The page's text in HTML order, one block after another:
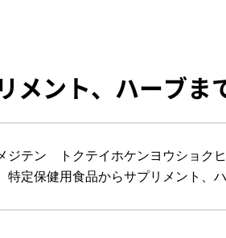
メント、ハーブま
ジテン トクテイホケンヨウショク
定保健用食品からサプリメント、